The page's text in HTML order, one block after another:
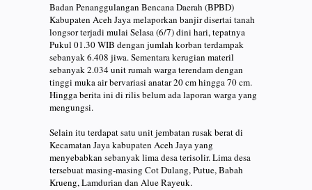
Badan Penanggulangan Bencana Daerah (BPBD)
Kabupaten Aceh Jaya melaporkan banjir disertai tanah
longsor terjadi mulai Selasa (6/7) dini hari, tepatnya
Pukul 01.30 WIB dengan jumlah korban terdampak
sebanyak 6.408 jiwa. Sementara kerugian materil
sebanyak 2.034 unit rumah warga terendam dengan
tinggi muka air bervariasi anatar 20 cm hingga 70 cm.
Hingga berita ini di rilis belum ada laporan warga yang
mengungsi.
Selain itu terdapat satu unit jembatan rusak berat di
Kecamatan Jaya kabupaten Aceh Jaya yang
menyebabkan sebanyak lima desa terisolir. Lima desa
tersebuat masing-masing Cot Dulang, Putue, Babah
Krueng, Lamdurian dan Alue Rayeuk.